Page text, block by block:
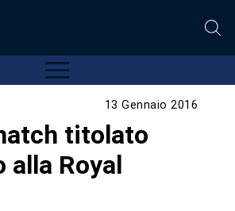
13 Gennaio 2016
titolato
alla Royal